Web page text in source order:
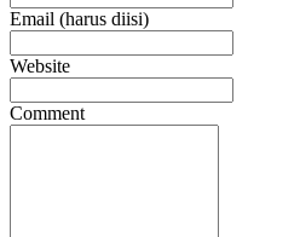
Email (harus diisi)
Website
Comment